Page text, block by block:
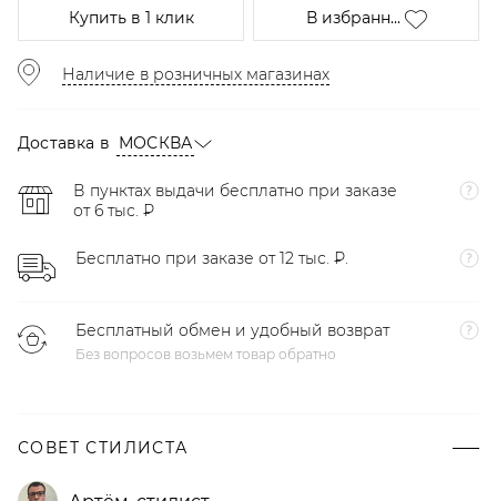
Купитьв 1 клик В избранн...
Наличие в розничных магазинах
Доставка в МОСКВА
В пунктах выдачи бесплатно при заказе
от 6 тыс. ₽
Бесплатно при заказе от 12 тыс. ₽.
Бесплатный обмен и удобный возврат
Без вопросов возьмем товар обратно
СОВЕТ СТИЛИСТА